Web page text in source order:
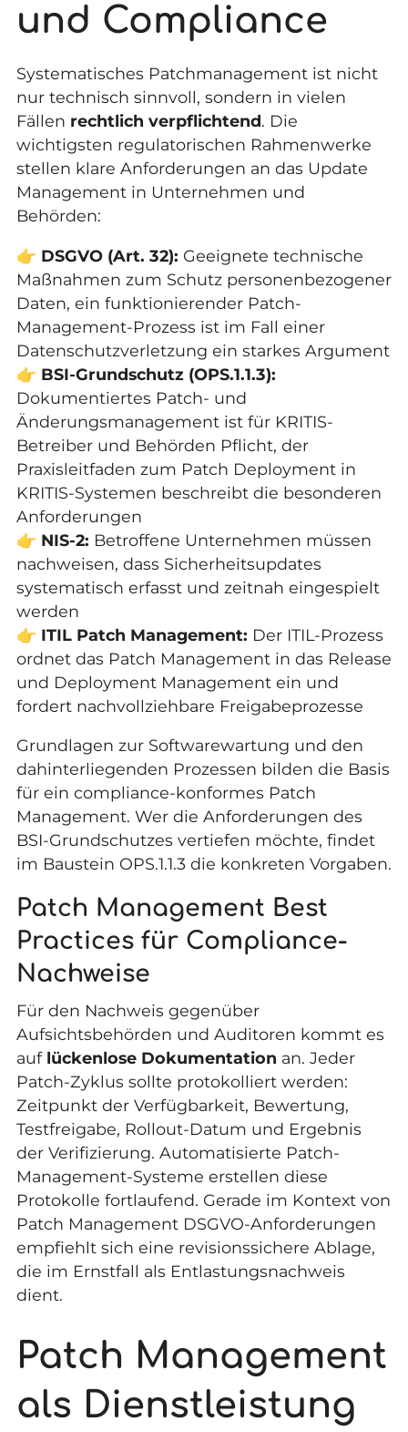
und Compliance
Systematisches Patchmanagement ist nicht
nur technisch sinnvoll, sondern in vielen
Fällen rechtlich verpflichtend. Die
wichtigsten regulatorischen Rahmenwerke
stellen klare Anforderungen an das Update
Management in Unternehmen und
Behörden:
👉 DSGVO (Art. 32): Geeignete technische
Maßnahmen zum Schutz personenbezogener
Daten, ein funktionierender Patch-
Management-Prozess ist im Fall einer
Datenschutzverletzung ein starkes Argument
👉 BSI-Grundschutz (OPS.1.1.3):
Dokumentiertes Patch- und
Änderungsmanagement ist für KRITIS-
Betreiber und Behörden Pflicht, der
Praxisleitfaden zum Patch Deployment in
KRITIS-Systemen beschreibt die besonderen
Anforderungen
👉 NIS-2: Betroffene Unternehmen müssen
nachweisen, dass Sicherheitsupdates
systematisch erfasst und zeitnah eingespielt
werden
👉 ITIL Patch Management: Der ITIL-Prozess
ordnet das Patch Management in das Release
und Deployment Management ein und
fordert nachvollziehbare Freigabeprozesse
Grundlagen zur Softwarewartung und den
dahinterliegenden Prozessen bilden die Basis
für ein compliance-konformes Patch
Management. Wer die Anforderungen des
BSI-Grundschutzes vertiefen möchte, findet
im Baustein OPS.1.1.3 die konkreten Vorgaben.
Patch Management Best
Practices für Compliance-
Nachweise
Für den Nachweis gegenüber
Aufsichtsbehörden und Auditoren kommt es
auf lückenlose Dokumentation an. Jeder
Patch-Zyklus sollte protokolliert werden:
Zeitpunkt der Verfügbarkeit, Bewertung,
Testfreigabe, Rollout-Datum und Ergebnis
der Verifizierung. Automatisierte Patch-
Management-Systeme erstellen diese
Protokolle fortlaufend. Gerade im Kontext von
Patch Management DSGVO-Anforderungen
empfiehlt sich eine revisionssichere Ablage,
die im Ernstfall als Entlastungsnachweis
dient.
Patch Management
als Dienstleistung